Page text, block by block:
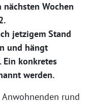
Wochen
jetzigem Stand
und hängt
konkretes
werden.
rund